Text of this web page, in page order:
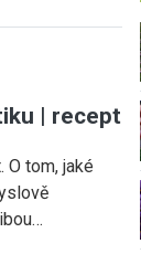
| recept
tom, jaké